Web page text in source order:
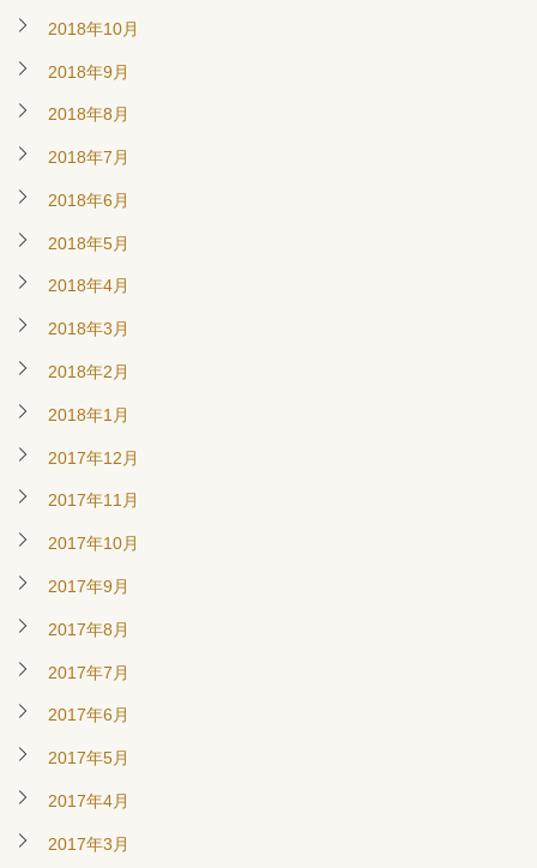
2018年10月
2018年9月
2018年8月
2018年7月
2018年6月
2018年5月
2018年4月
2018年3月
2018年2月
2018年1月
2017年12月
2017年11月
2017年10月
2017年9月
2017年8月
2017年7月
2017年6月
2017年5月
2017年4月
2017年3月